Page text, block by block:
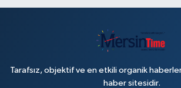
Tarafsız, objektif ve en etkili organik
haber sitesidir.